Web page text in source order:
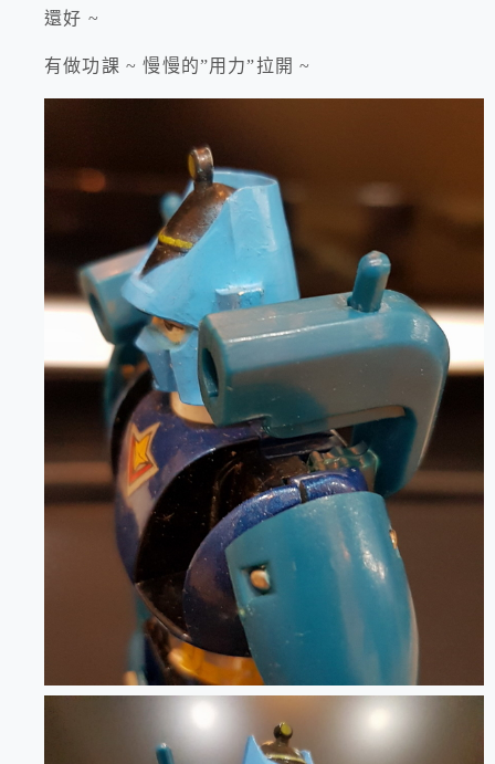
還好 ~
有做功課 ~ 慢慢的”用力”拉開 ~